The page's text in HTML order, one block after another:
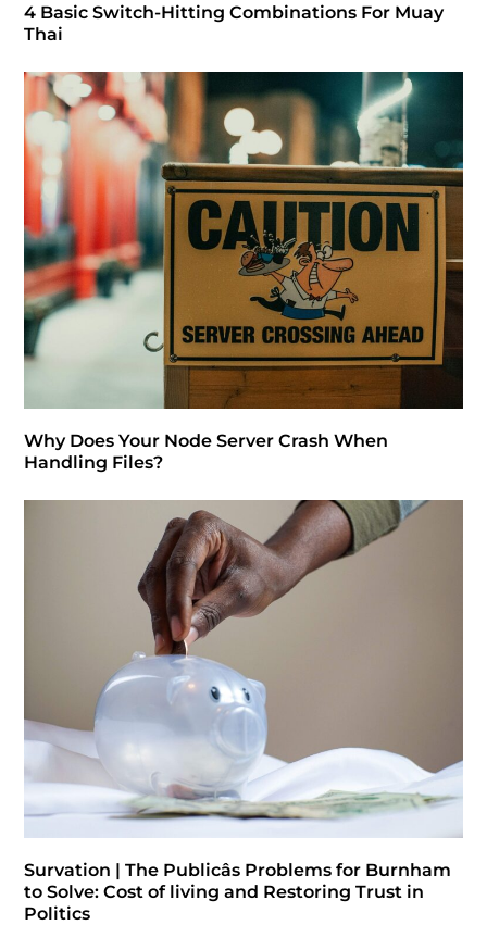
4 Basic Switch-Hitting Combinations For Muay
Thai
Why Does Your Node Server Crash When
Handling Files?
Survation | The Publicâs Problems for Burnham
to Solve: Cost of living and Restoring Trust in
Politics